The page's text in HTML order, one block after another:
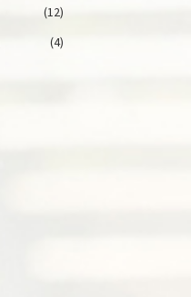
(12)
(4)